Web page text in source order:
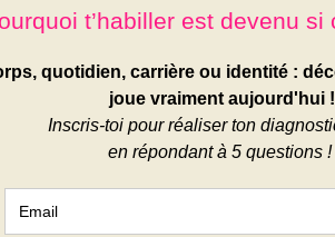
un levier parmi
et oser être soi.